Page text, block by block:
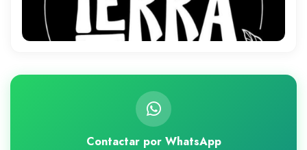
Contactar por WhatsApp